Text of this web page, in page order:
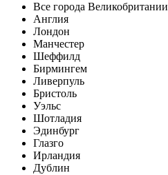
Все города Великобритании
Англия
Лондон
Манчестер
Шеффилд
Бирмингем
Ливерпуль
Бристоль
Уэльс
Шотладия
Эдинбург
Глазго
Ирландия
Дублин